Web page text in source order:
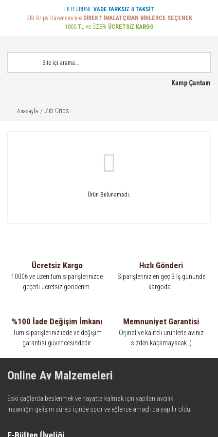
HER ÜRÜNE VADE FARKSIZ 4 TAKSİT
ZİB Grips Güvencesiyle DİREKT İMALATÇIDAN BİNLERCE SEÇENEK
1000 TL ve ÜZERİ ÜCRETSİZ KARGO
Kamp Çantam
Anasayfa Zib Grips
Ürün Bulunamadı.
Ücretsiz Kargo
1000₺ ve üzeri tüm siparişlerinizde
geçerli ücretsiz gönderim.
Hızlı Gönderi
Siparişleriniz en geç 3 İş gününde
kargoda !
%100 İade Değişim İmkanı
Tüm siparişleriniz iade ve değişim
garantisi güvencesindedir.
Memnuniyet Garantisi
Orjinal ve kaliteli ürünlerle avınız
sizden kaçamayacak ;)
Online Av Malzemeleri
Eski çağlarda beslenmek ve hayatta kalmak için yapılan avcılık,
insanlığın gelişim süreci içinde spor ve eğlence amaçlı da yapılır oldu.
teknolojinin dokunuşuyla av malzemelerinde en iyisini meydana